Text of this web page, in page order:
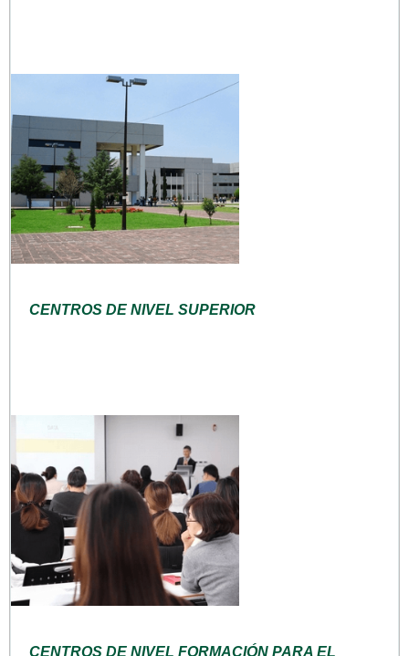
CENTROS DE NIVEL SUPERIOR
CENTROS DE NIVEL FORMACIÓN PARA EL